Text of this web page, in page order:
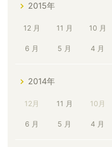
2015年
12 月 11 月 10 月
6 月 5 月 4 月
2014年
12月 11 月 10月
6 月 5 月 4 月